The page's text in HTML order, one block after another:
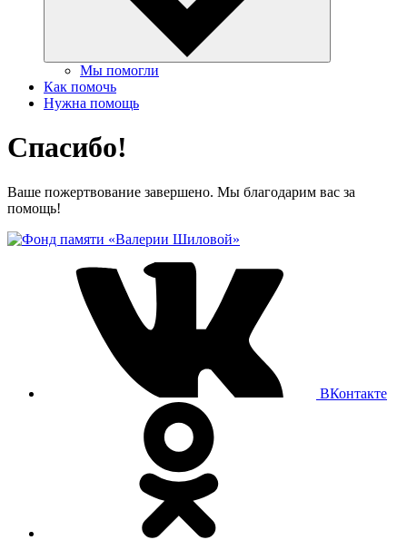
Мы помогли
Как помочь
Нужна помощь
Спасибо!
Ваше пожертвование завершено. Мы благодарим вас за
помощь!
ВКонтакте